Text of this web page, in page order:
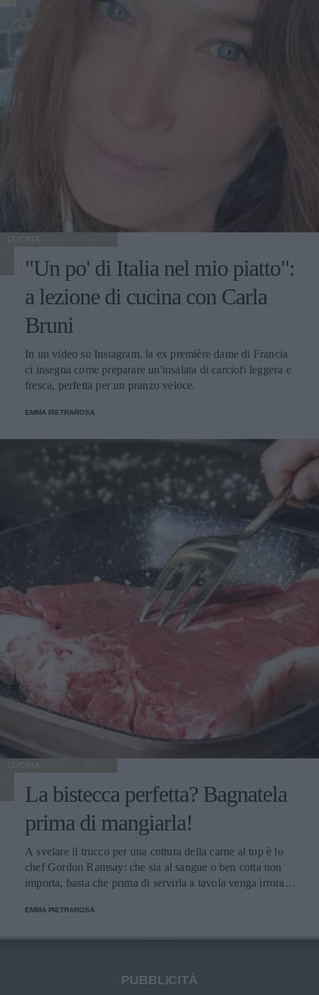
CUCINA
"Un po' di Italia nel mio piatto":
a lezione di cucina con Carla
Bruni
In un video su Instagram, la ex première dame di Francia
ci insegna come preparare un'insalata di carciofi leggera e
fresca, perfetta per un pranzo veloce.
EMMA PIETRAROSA
CUCINA
La bistecca perfetta? Bagnatela
prima di mangiarla!
A svelare il trucco per una cottura della carne al top è lo
chef Gordon Ramsay: che sia al sangue o ben cotta non
importa, basta che prima di servirla a tavola venga irrorata
EMMA PIETRAROSA
PUBBLICITÀ